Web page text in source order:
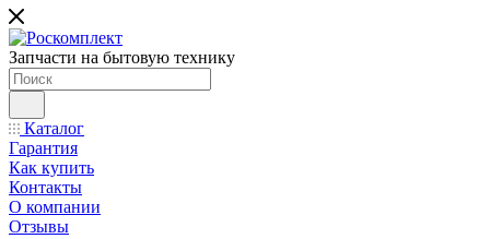
Запчасти на бытовую технику
Каталог
Гарантия
Как купить
Контакты
О компании
Отзывы